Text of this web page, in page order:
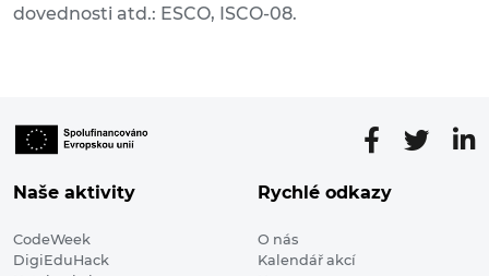
dovednosti atd.: ESCO, ISCO-08.
Naše aktivity
CodeWeek
DigiEduHack
Rychlé odkazy
O nás
Kalendář akcí